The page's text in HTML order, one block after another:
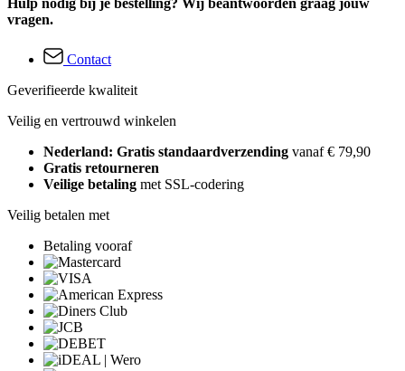
Hulp nodig bij je bestelling? Wij beantwoorden graag jouw
vragen.
Contact
Geverifieerde kwaliteit
Veilig en vertrouwd winkelen
Nederland: Gratis standaardverzending vanaf € 79,90
Gratis retourneren
Veilige betaling met SSL-codering
Veilig betalen met
Betaling vooraf